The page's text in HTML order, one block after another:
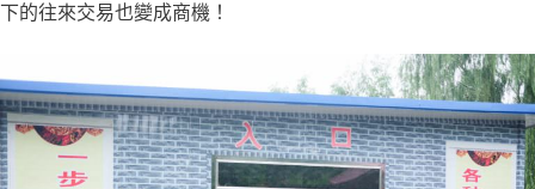
下的往來交易也變成商機！